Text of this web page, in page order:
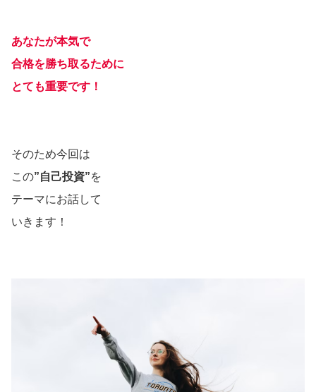
あなたが本気で
合格を勝ち取るために
とても重要です！
そのため今回は
この”自己投資”を
テーマにお話して
いきます！